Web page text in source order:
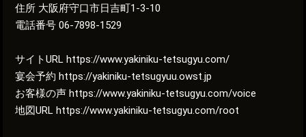
住所 大阪府守口市日吉町1-3-10
電話番号 06-7898-1529
サイトURL https://www.yakiniku-tetsugyu.com/
宴会予約 https://yakiniku-tetsugyuu.owst.jp
お客様の声 https://www.yakiniku-tetsugyu.com/voice
地図URL https://www.yakiniku-tetsugyu.com/root